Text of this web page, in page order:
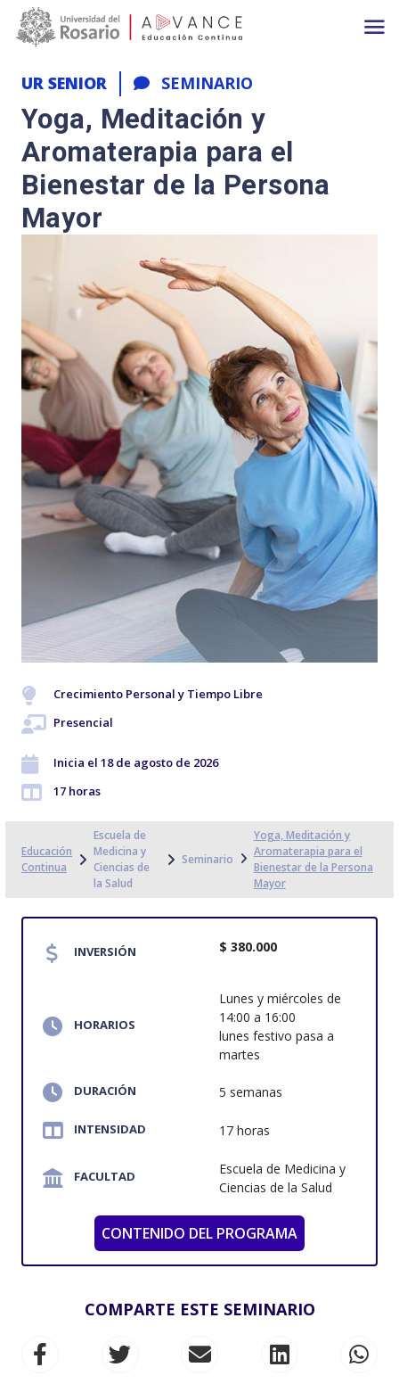
Main navigation
UR SENIOR SEMINARIO
Yoga, Meditación y
Aromaterapia para el
Bienestar de la Persona
Mayor
Crecimiento Personal y Tiempo Libre
Presencial
Inicia el 18 de agosto de 2026
17 horas
Educación
Continua
Escuela de
Medicina y
Ciencias de
la Salud
Seminario
Yoga, Meditación y
Aromaterapia para el
Bienestar de la Persona
Mayor
INVERSIÓN $ 380.000
HORARIOS
Lunes y miércoles de
14:00 a 16:00
lunes festivo pasa a
martes
DURACIÓN 5 semanas
INTENSIDAD 17 horas
FACULTAD
Escuela de Medicina y
Ciencias de la Salud
CONTENIDO DEL PROGRAMA
COMPARTE ESTE SEMINARIO